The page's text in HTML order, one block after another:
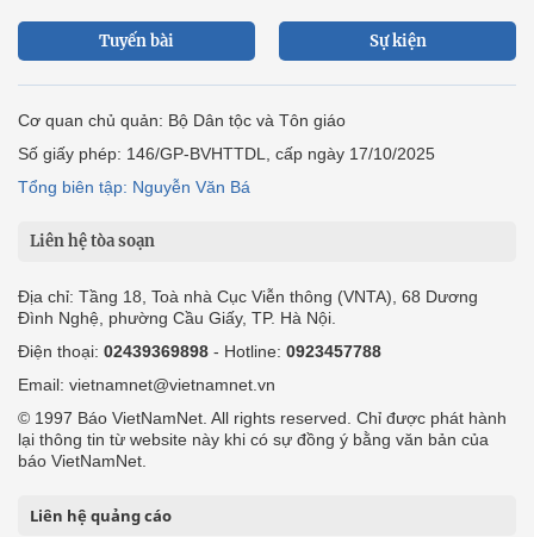
Tuyến bài Sự kiện
Cơ quan chủ quản: Bộ Dân tộc và Tôn giáo
Số giấy phép: 146/GP-BVHTTDL, cấp ngày 17/10/2025
Tổng biên tập: Nguyễn Văn Bá
Liên hệ tòa soạn
Địa chỉ: Tầng 18, Toà nhà Cục Viễn thông (VNTA), 68 Dương
Đình Nghệ, phường Cầu Giấy, TP. Hà Nội.
Điện thoại: 02439369898 - Hotline: 0923457788
Email: vietnamnet@vietnamnet.vn
© 1997 Báo VietNamNet. All rights reserved. Chỉ được phát hành
lại thông tin từ website này khi có sự đồng ý bằng văn bản của
báo VietNamNet.
Liên hệ quảng cáo